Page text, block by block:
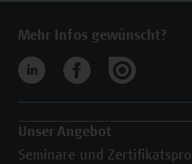
Mehr Infos gewünscht?
Unser Angebot
Seminare und